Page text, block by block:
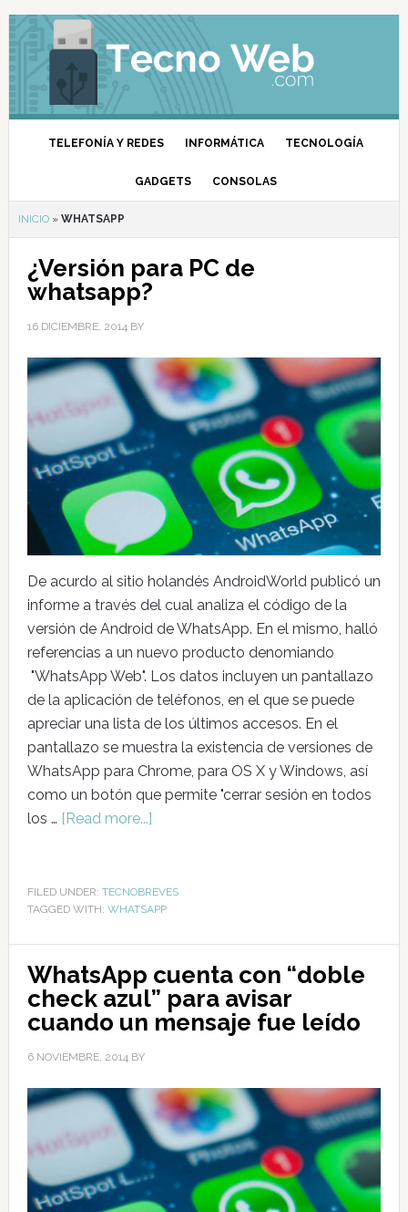
TELEFONÍA Y REDES INFORMÁTICA TECNOLOGÍA
GADGETS CONSOLAS
INICIO» WHATSAPP
¿Versión para PC de
whatsapp?
16 DICIEMBRE, 2014BY
De acurdo al sitio holandés AndroidWorld publicó un
informe a través del cual analiza el código de la
versión de Android de WhatsApp. En el mismo, halló
referencias a un nuevo producto denomiando
"WhatsApp Web". Los datos incluyen un pantallazo
de la aplicación de teléfonos, en el que se puede
apreciar una lista de los últimos accesos. En el
pantallazo se muestra la existencia de versiones de
WhatsApp para Chrome, para OS X y Windows, así
como un botón que permite "cerrar sesión en todos
los … [Read more...]
FILED UNDER: TECNOBREVES
TAGGED WITH: WHATSAPP
WhatsApp cuenta con “doble
check azul” para avisar
cuando un mensaje fue leído
6 NOVIEMBRE, 2014 BY